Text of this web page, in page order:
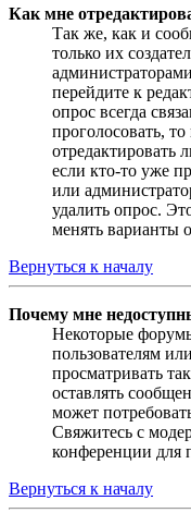
Как мне
Так же, как и
только их
перейдите к
опрос всегда
проголосовать,
отредактировать
если кто-то уже
или
удалить опрос.
менять варианты
Вернуться к началу
Почему мне
Некоторые
пользователям
просматривать
оставлять
может
Свяжитесь с
конференции для
Вернуться к началу